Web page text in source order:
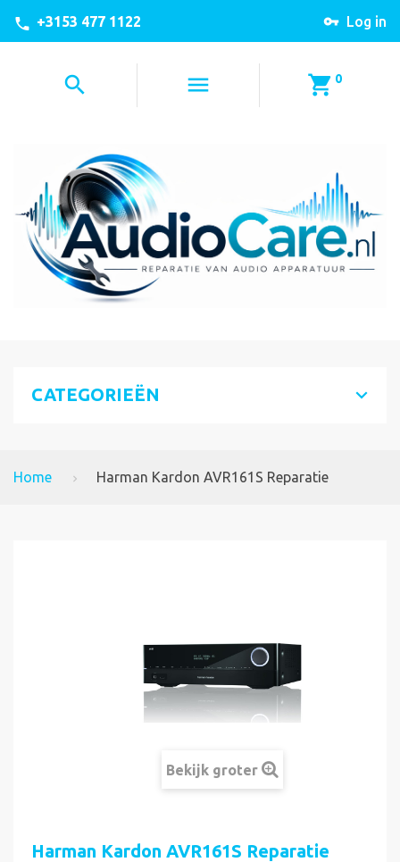
Log in
+3153 477 1122
0
CATEGORIEËN
Home Harman Kardon AVR161S Reparatie
Bekijk groter
Harman Kardon AVR161S Reparatie